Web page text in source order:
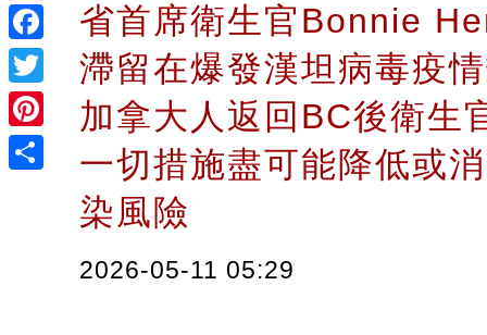
Facebook
Twitter
Pinterest
省首席衛生官Bonnie
滯留在爆發漢坦病毒疫
加拿大人返回BC後衛生
一切措施盡可能降低或
染風險
2026-05-11 05:29